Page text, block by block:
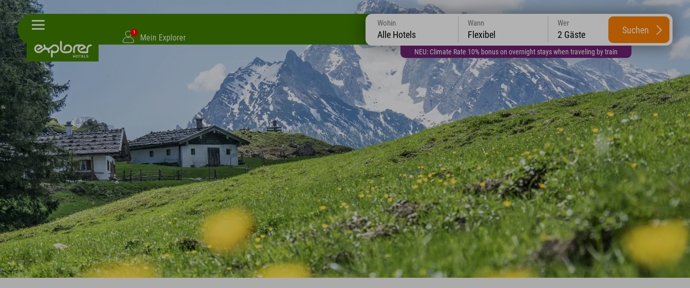
1
Mein Explorer
NEU: Climate Rate 10% bonus on overnight stays when traveling by train
Wohin
Alle Hotels
Wann
Flexibel
Wer
2 Gäste Suchen